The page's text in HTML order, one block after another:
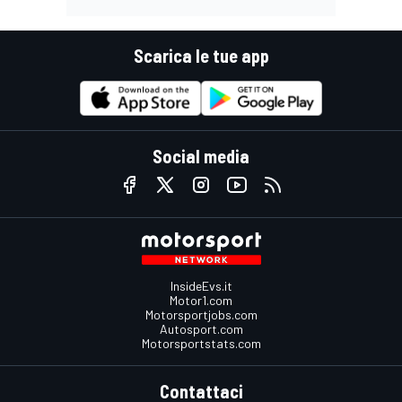
Scarica le tue app
Social media
InsideEvs.it
Motor1.com
Motorsportjobs.com
Autosport.com
Motorsportstats.com
Contattaci